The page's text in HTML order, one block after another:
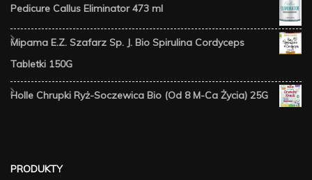
Pedicure Callus Eliminator 473 ml
Mipama E.Z. Szafarz Sp. J. Bio Spirulina Cordyceps
Tabletki 150G
Holle Chrupki Ryż-Soczewica Bio (Od 8 M-Ca Życia) 25G
PRODUKTY